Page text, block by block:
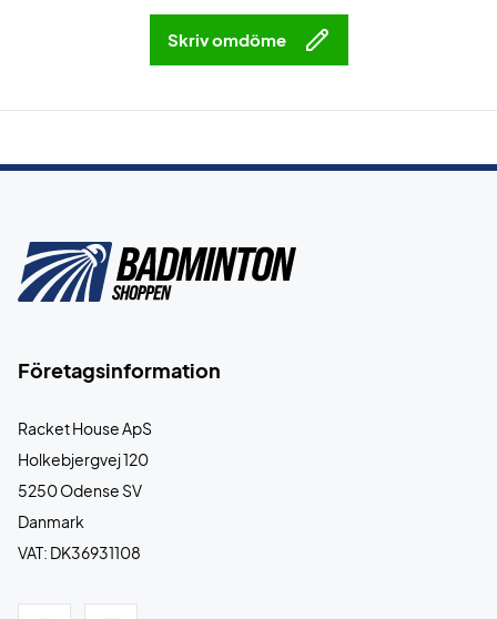
Skriv omdöme
Företagsinformation
Racket House ApS
Holkebjergvej 120
5250 Odense SV
Danmark
VAT: DK36931108